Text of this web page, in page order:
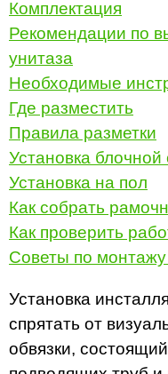
Комплектация
Рекомендации по
унитаза
Необходимые
Где разместить
Правила разметки
Установка
Установка на пол
Как собрать
Как проверить
Советы по
Установка
спрятать от
обвязки,